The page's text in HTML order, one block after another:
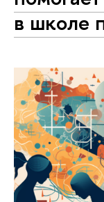
в школе